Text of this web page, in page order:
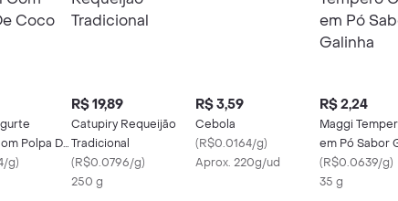
Polpa De
g)
R$ 19,89
Catupiry Requeijão
Tradicional
(R$0.0796/g)
250 g
R$ 3,59
Cebola
(R$0.0164/g)
Aprox. 220g/ud
R$ 2,24
Maggi
em Pó Sabor
(R$0.0639/g)
35 g